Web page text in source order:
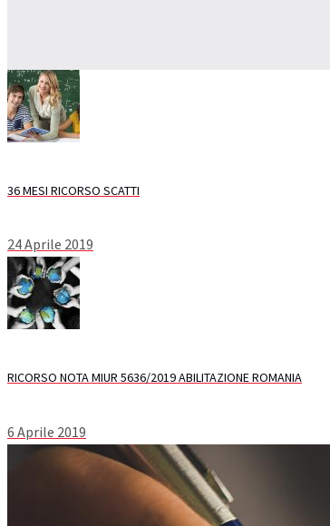
36 MESI RICORSO SCATTI
24 Aprile 2019
RICORSO NOTA MIUR 5636/2019 ABILITAZIONE ROMANIA
6 Aprile 2019